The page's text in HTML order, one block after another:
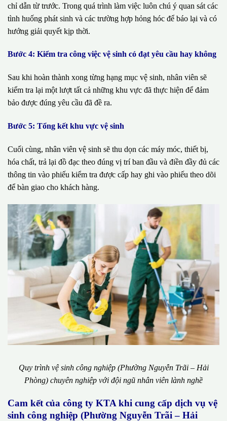
chỉ dẫn từ trước. Trong quá trình làm việc luôn chú ý quan sát các
tình huống phát sinh và các trường hợp hỏng hóc để báo lại và có
hướng giải quyết kịp thời.
Bước 4: Kiểm tra công việc vệ sinh có đạt yêu cầu hay không
Sau khi hoàn thành xong từng hạng mục vệ sinh, nhân viên sẽ
kiểm tra lại một lượt tất cả những khu vực đã thực hiện để đảm
bảo được đúng yêu cầu đã đề ra.
Bước 5: Tổng kết khu vực vệ sinh
Cuối cùng, nhân viên vệ sinh sẽ thu dọn các máy móc, thiết bị,
hóa chất, trả lại đồ đạc theo đúng vị trí ban đầu và điền đầy đủ các
thông tin vào phiếu kiểm tra được cấp hay ghi vào phiếu theo dõi
để bàn giao cho khách hàng.
Quy trình vệ sinh công nghiệp (Phường Nguyễn Trãi – Hải
Phòng) chuyên nghiệp với đội ngũ nhân viên lành nghề
Cam kết của công ty KTA khi cung cấp dịch vụ vệ
sinh công nghiệp (Phường Nguyễn Trãi – Hải